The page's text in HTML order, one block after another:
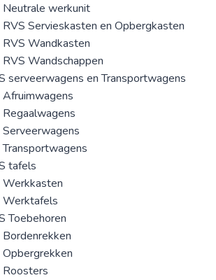
Neutrale werkunit
RVS Servieskasten en Opbergkasten
RVS Wandkasten
RVS Wandschappen
serveerwagens en Transportwagens
Afruimwagens
Regaalwagens
Serveerwagens
Transportwagens
tafels
Werkkasten
Werktafels
Toebehoren
Bordenrekken
Opbergrekken
Roosters